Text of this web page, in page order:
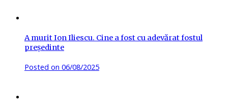
A murit Ion Iliescu. Cine a fost cu adevărat fostul
președinte
Posted on 06/08/2025